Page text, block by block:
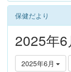
保健だより
2025年
2025年6月